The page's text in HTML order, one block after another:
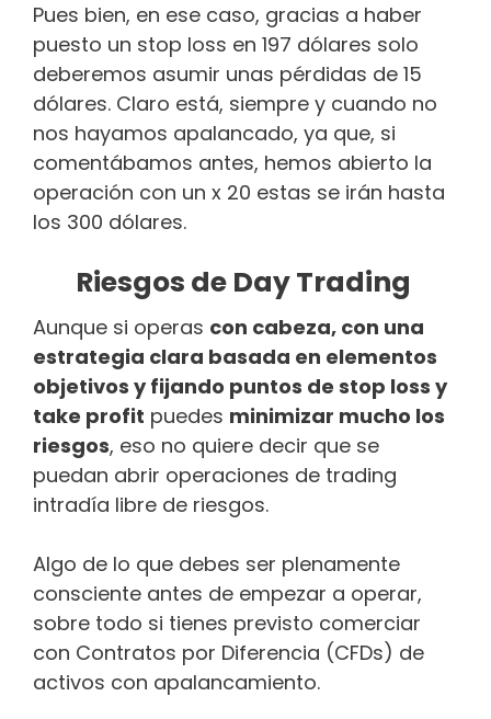
Pues bien, en ese caso, gracias a haber
puesto un stop loss en 197 dólares solo
deberemos asumir unas pérdidas de 15
dólares. Claro está, siempre y cuando no
nos hayamos apalancado, ya que, si
comentábamos antes, hemos abierto la
operación con un x 20 estas se irán hasta
los 300 dólares.
Riesgos de Day Trading
Aunque si operas con cabeza, con una
estrategia clara basada en elementos
objetivos y fijando puntos de stop loss y
take profit puedes minimizar mucho los
riesgos, eso no quiere decir que se
puedan abrir operaciones de trading
intradía libre de riesgos.
Algo de lo que debes ser plenamente
consciente antes de empezar a operar,
sobre todo si tienes previsto comerciar
con Contratos por Diferencia (CFDs) de
activos con apalancamiento.